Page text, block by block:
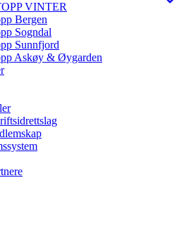
VINTER
Bergen
Sogndal
Sunnfjord
Askøy & Øygarden